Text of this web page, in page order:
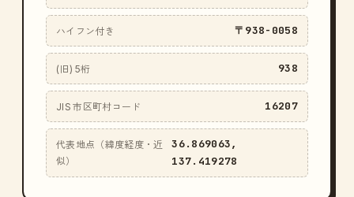
ハイフン付き 〒938-0058
(旧) 5桁 938
JIS 市区町村コード 16207
代表地点（緯度経度・近
似）
36.869063,
137.419278